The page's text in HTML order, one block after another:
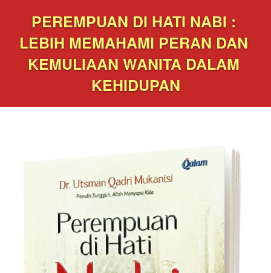
PEREMPUAN DI HATI NABI :
LEBIH MEMAHAMI PERAN DAN
KEMULIAAN WANITA DALAM
KEHIDUPAN